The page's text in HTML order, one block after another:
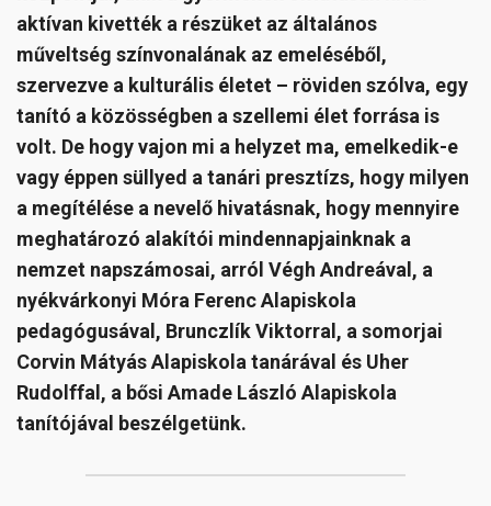
aktívan kivették a részüket az általános
műveltség színvonalának az emeléséből,
szervezve a kulturális életet – röviden szólva, egy
tanító a közösségben a szellemi élet forrása is
volt. De hogy vajon mi a helyzet ma, emelkedik-e
vagy éppen süllyed a tanári presztízs, hogy milyen
a megítélése a nevelő hivatásnak, hogy mennyire
meghatározó alakítói mindennapjainknak a
nemzet napszámosai, arról Végh Andreával, a
nyékvárkonyi Móra Ferenc Alapiskola
pedagógusával, Brunczlík Viktorral, a somorjai
Corvin Mátyás Alapiskola tanárával és Uher
Rudolffal, a bősi Amade László Alapiskola
tanítójával beszélgetünk.